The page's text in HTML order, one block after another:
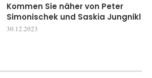
Kommen Sie näher von Peter
Simonischek und Saskia Jungnikl
30.12.2023